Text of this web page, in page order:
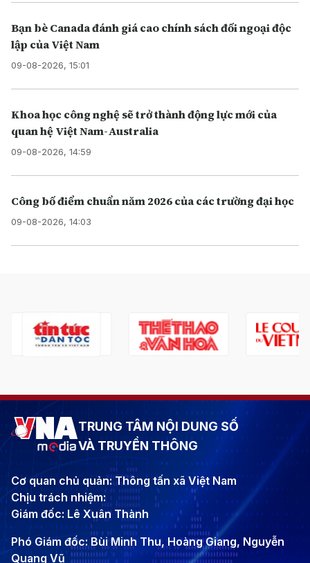
Bạn bè Canada đánh giá cao chính sách đối ngoại độc
lập của Việt Nam
09-08-2026, 15:01
Khoa học công nghệ sẽ trở thành động lực mới của
quan hệ Việt Nam-Australia
09-08-2026, 14:59
Công bố điểm chuẩn năm 2026 của các trường đại học
09-08-2026, 14:03
TRUNG TÂM NỘI DUNG SỐ
VÀ TRUYỀN THÔNG
Cơ quan chủ quản: Thông tấn xã Việt Nam
Chịu trách nhiệm:
Giám đốc: Lê Xuân Thành
Phó Giám đốc: Bùi Minh Thu, Hoàng Giang, Nguyễn
Quang Vũ